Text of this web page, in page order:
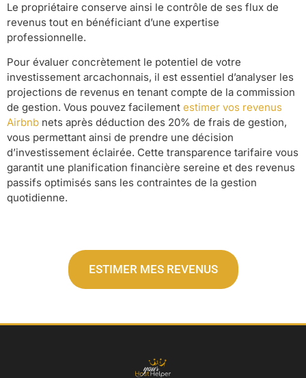
Le propriétaire conserve ainsi le contrôle de ses flux de
revenus tout en bénéficiant d’une expertise
professionnelle.
Pour évaluer concrètement le potentiel de votre
investissement arcachonnais, il est essentiel d’analyser les
projections de revenus en tenant compte de la commission
de gestion. Vous pouvez facilement estimer vos revenus
Airbnb nets après déduction des 20% de frais de gestion,
vous permettant ainsi de prendre une décision
d’investissement éclairée. Cette transparence tarifaire vous
garantit une planification financière sereine et des revenus
passifs optimisés sans les contraintes de la gestion
quotidienne.
ESTIMER MES REVENUS